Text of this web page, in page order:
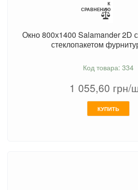
К
СРАВНЕНИЮ
Окно 800х1400 Salamander 2D
стеклопакетом
Код товара: 334
1 055,60 грн/
КУПИТЬ